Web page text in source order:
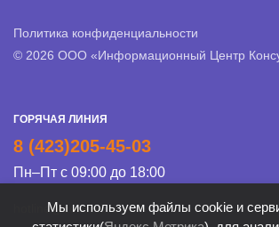
Политика конфиденциальности
© 2026 ООО «Информационный Центр
ГОРЯЧАЯ ЛИНИЯ
8 (423)205-45-03
Пн–Пт с 09:00 до 18:00
hotline@cons-vl.ru
Мы используем файлы cookie и